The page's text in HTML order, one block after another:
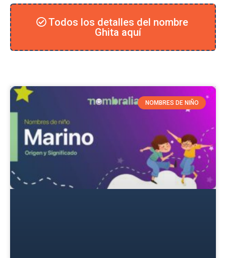
Todos los detalles del nombre
Ghita aquí
NOMBRES DE NIÑO